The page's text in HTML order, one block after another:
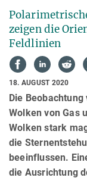
zeigen die
Feldlinien
18. AUGUST 2020
Die
Wolken von Gas
Wolken stark
die
beeinflussen.
die Ausrichtung